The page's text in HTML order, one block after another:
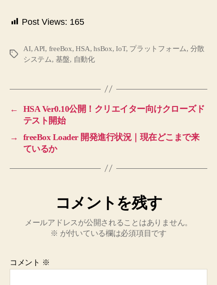
Post Views: 165
タ
AI, API, freeBox,HSA,hsBox,IoT, プラットフォーム, 分散
システム, 基盤, 自動化
←
HSA Ver0.10公開！クリエイター向けクローズド
テスト開始
→
freeBox Loader 開発進行状況｜現在どこまで来
ているか
コメントを残す
メールアドレスが公開されることはありません。
※ が付いている欄は必須項目です
コメント ※